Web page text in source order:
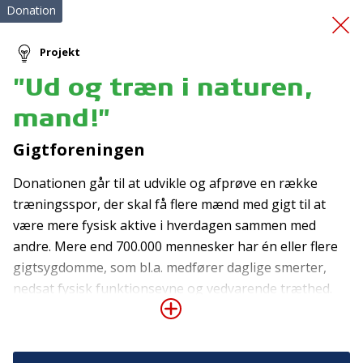
Vores Sunde Hverdag
Donation
Projekt
"Ud og træn i naturen,
mand!"
Gigtforeningen
Donationen går til at udvikle og afprøve en række
træningsspor, der skal få flere mænd med gigt til at
være mere fysisk aktive i hverdagen sammen med
andre. Mere end 700.000 mennesker har én eller flere
gigtsygdomme, som bl.a. medfører daglige smerter,
nedsat fysisk funktionsevne og vedvarende træthed.
Træning er med til at reducere smerter, inflammation
Gigtforeningen naturtræning for mennesker med gigt.
Tilmeld nyhedsbrev
De seneste nyheder om TrygFondens og TryghedsGruppens
aktiviteter direkte i din indbakke.